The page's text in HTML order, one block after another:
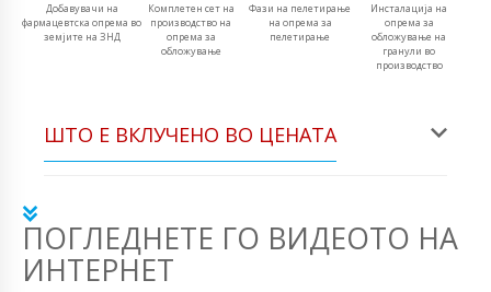
Добавувачи на
фармацевтска опрема во
земјите на ЗНД
Комплетен сет на
производство на
опрема за
обложување
Фази на пелетирање
на опрема за
пелетирање
Инсталација на
опрема за
обложување на
гранули во
производство
ШТО Е ВКЛУЧЕНО ВО ЦЕНАТА
ПОГЛЕДНЕТЕ ГО ВИДЕОТО НА
ИНТЕРНЕТ